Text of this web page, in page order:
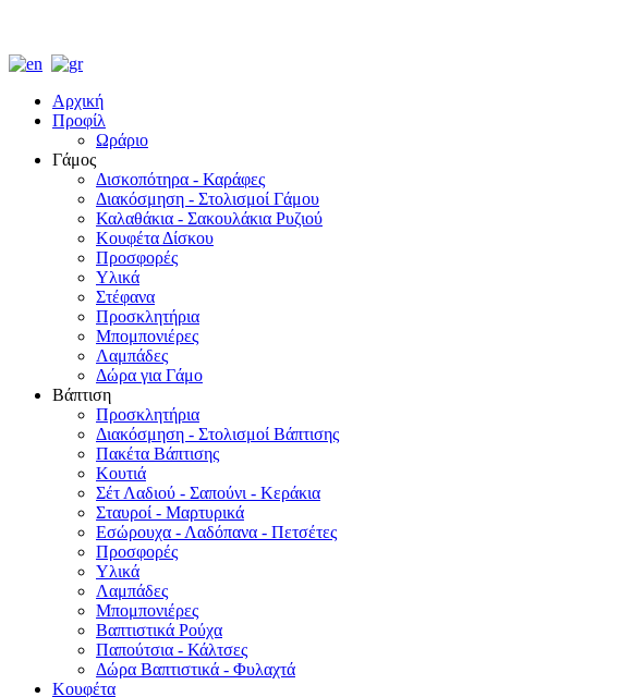
Αρχική
Προφίλ
Ωράριο
Γάμος
Δισκοπότηρα - Καράφες
Διακόσμηση - Στολισμοί Γάμου
Καλαθάκια - Σακουλάκια Ρυζιού
Κουφέτα Δίσκου
Προσφορές
Υλικά
Στέφανα
Προσκλητήρια
Μπομπονιέρες
Λαμπάδες
Δώρα για Γάμο
Βάπτιση
Προσκλητήρια
Διακόσμηση - Στολισμοί Βάπτισης
Πακέτα Βάπτισης
Κουτιά
Σέτ Λαδιού - Σαπούνι - Κεράκια
Σταυροί - Μαρτυρικά
Εσώρουχα - Λαδόπανα - Πετσέτες
Προσφορές
Υλικά
Λαμπάδες
Μπομπονιέρες
Βαπτιστικά Ρούχα
Παπούτσια - Κάλτσες
Δώρα Βαπτιστικά - Φυλαχτά
Κουφέτα